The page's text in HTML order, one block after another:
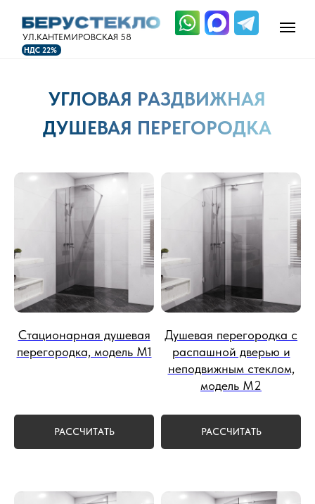
УЛ.КАНТЕМИРОВСКАЯ 58
НДС 22%
ДУШЕВАЯ ПЕРЕГОРОДКА
Стационарная душевая
перегородка, модель М1
РАССЧИТАТЬ
Душевая перегородка с
распашной дверью и
неподвижным стеклом,
модель М2
РАССЧИТАТЬ